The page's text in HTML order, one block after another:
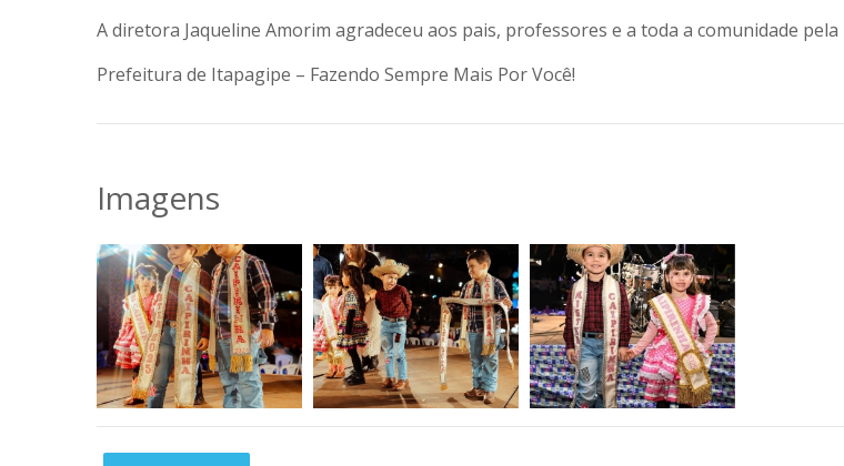
A diretora Jaqueline Amorim agradeceu aos pais, professores e a toda a comunidade pela
Prefeitura de Itapagipe – Fazendo Sempre Mais Por Você!
Imagens